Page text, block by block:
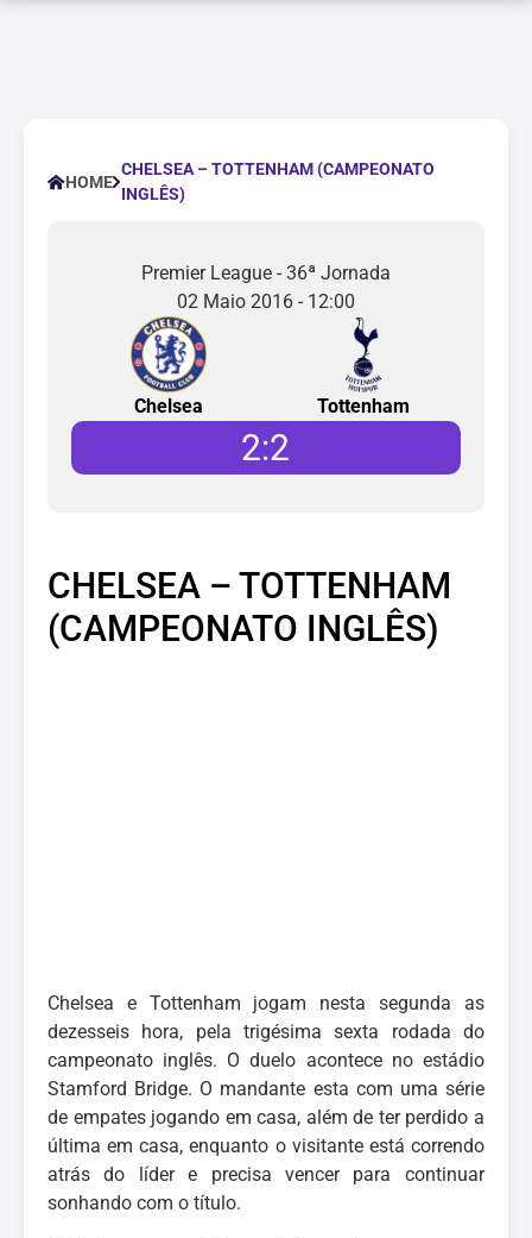
HOME
CHELSEA – TOTTENHAM (CAMPEONATO
INGLÊS)
Premier League - 36ª Jornada
02 Maio 2016 - 12:00
Chelsea Tottenham
2:2
CHELSEA – TOTTENHAM
(CAMPEONATO INGLÊS)
Chelsea e Tottenham jogam nesta segunda as
dezesseis hora, pela trigésima sexta rodada do
campeonato inglês. O duelo acontece no estádio
Stamford Bridge. O mandante esta com uma série
de empates jogando em casa, além de ter perdido a
última em casa, enquanto o visitante está correndo
atrás do líder e precisa vencer para continuar
sonhando com o título.